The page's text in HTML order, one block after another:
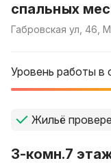
спальных
Габровская ул, 46,
Уровень работы в
Жильё
3-комн.7